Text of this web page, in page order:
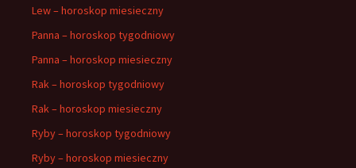
Lew – horoskop miesieczny
Panna – horoskop tygodniowy
Panna – horoskop miesieczny
Rak – horoskop tygodniowy
Rak – horoskop miesieczny
Ryby – horoskop tygodniowy
Ryby – horoskop miesieczny